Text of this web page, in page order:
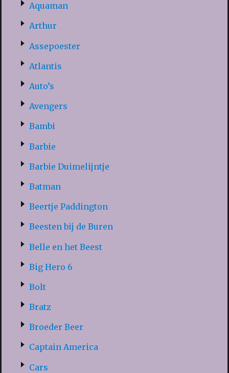
Aquaman
Arthur
Assepoester
Atlantis
Auto’s
Avengers
Bambi
Barbie
Barbie Duimelijntje
Batman
Beertje Paddington
Beesten bij de Buren
Belle en het Beest
Big Hero 6
Bolt
Bratz
Broeder Beer
Captain America
Cars